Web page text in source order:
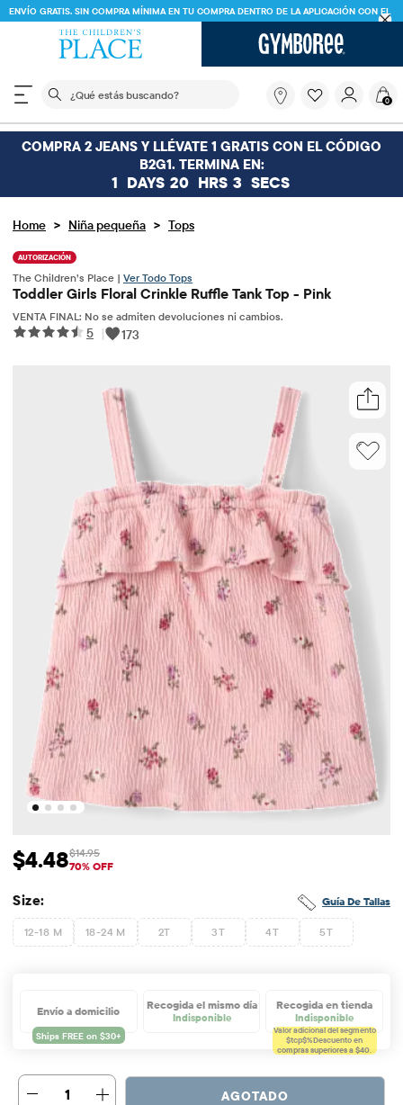
ENVÍO GRATIS. SIN COMPRA MÍNIMA EN TU COMPRA DENTRO DE LA APLICACIÓN CON EL
CÓDIGO
El siguiente campo de búsqueda filtra las
buscando?
0
COMPRA 2 JEANS Y LLÉVATE 1 GRATIS CON EL CÓDIGO
B2G1. TERMINA EN:
1 DAYS 20 HRS 2 SECS
Home > Niña pequeña > Tops
AUTORIZACIÓN
The Children’s Place | Ver Todo Tops
Toddler Girls Floral Crinkle Ruffle Tank Top - Pink
VENTA FINAL: No se admiten devoluciones ni cambios.
5 | 173
Precio de venta: $4.48
$4.48 Precio original: $14.95
$14.95
70% OFF
Guía De Tallas
Size:
12-18 M 18-24 M 2T 3T 4T 5T
Envío a domicilio Recogida el mismo día
Indisponible
Recogida en tienda
Indisponible
Valor adicional del segmento
$tcp$%Descuento en
compras superiores a $40.
1 AGOTADO